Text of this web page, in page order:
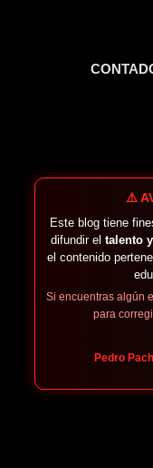
⚠️
Este blog tiene
difundir el talento
el contenido
Si encuentras algún
para
Pedro